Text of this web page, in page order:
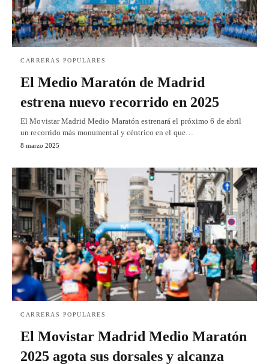
CARRERAS POPULARES
El Medio Maratón de Madrid
estrena nuevo recorrido en 2025
El Movistar Madrid Medio Maratón estrenará el próximo 6 de abril
un recorrido más monumental y céntrico en el que…
8 marzo 2025
CARRERAS POPULARES
El Movistar Madrid Medio Maratón
2025 agota sus dorsales y alcanza